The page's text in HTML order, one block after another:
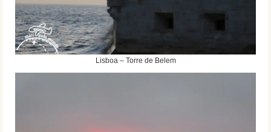
Lisboa – Torre de Belem